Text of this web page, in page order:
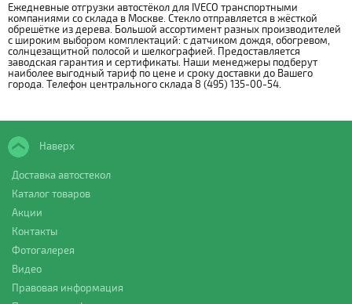
Ежедневные отгрузки автостёкол для IVECO транспортными
компаниями со склада в Москве. Стекло отправляется в жёсткой
обрешётке из дерева. Большой ассортимент разных производителей
с широким выбором комплектаций: с датчиком дождя, обогревом,
солнцезащитной полосой и шелкографией. Предоставляется
заводская гарантия и сертификаты. Наши менеджеры подберут
наиболее выгодный тариф по цене и сроку доставки до Вашего
города. Телефон центрального склада 8 (495) 135-00-54.
Наверх
Доставка автостекол
Каталог товаров
Акции
Контакты
Фотогалерея
Видео
Правовая информация